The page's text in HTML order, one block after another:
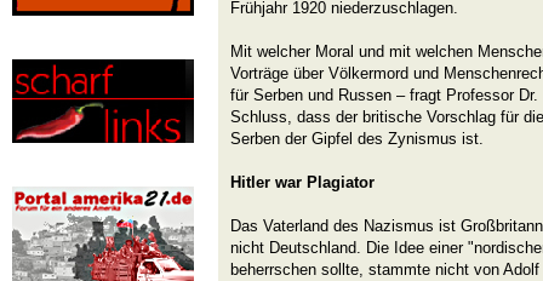
Frühjahr 1920 niederzuschlagen.
Mit welcher Moral und mit welchen
Vorträge über Völkermord und
für Serben und Russen – fragt Professor
Schluss, dass der britische Vorschlag für
Serben der Gipfel des Zynismus ist.
Hitler war Plagiator
Das Vaterland des Nazismus ist
nicht Deutschland. Die Idee einer
beherrschen sollte, stammte nicht von